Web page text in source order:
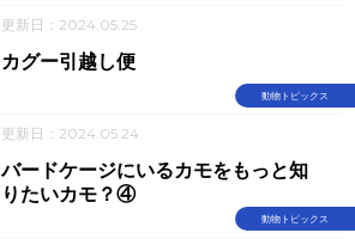
更新日：2024.05.25
動物トピックス
カグー引越し便
更新日：2024.05.24
動物トピックス
バードケージにいるカモをもっと知
りたいカモ？④